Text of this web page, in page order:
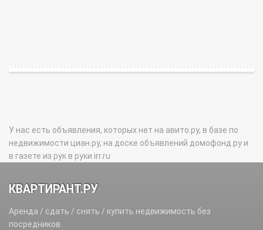
У нас есть объявления, которых нет на авито.ру, в базе по
недвижимости циан.ру, на доске объявлений домофонд.ру и
в газете из рук в руки irr.ru
КВАРТИРАНТ.РУ
Аренда / сдать / снять / купить недвижимость без
посредников.